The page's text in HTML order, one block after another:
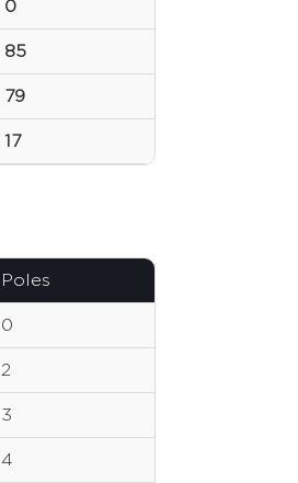
0
85
79
17
Poles
0
2
3
4